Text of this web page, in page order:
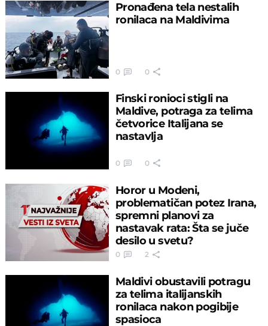
Pronađena tela nestalih
ronilaca na Maldivima
0 0
Finski ronioci stigli na
Maldive, potraga za telima
četvorice Italijana se
nastavlja
0 0
Horor u Modeni,
problematičan potez Irana,
spremni planovi za
nastavak rata: Šta se juče
desilo u svetu?
0 2
Maldivi obustavili potragu
za telima italijanskih
ronilaca nakon pogibije
spasioca